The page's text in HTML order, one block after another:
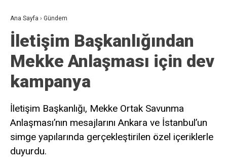
Ana Sayfa › Gündem
İletişim Başkanlığından
Mekke Anlaşması için dev
kampanya
İletişim Başkanlığı, Mekke Ortak Savunma
Anlaşması’nın mesajlarını Ankara ve İstanbul’un
simge yapılarında gerçekleştirilen özel içeriklerle
duyurdu.